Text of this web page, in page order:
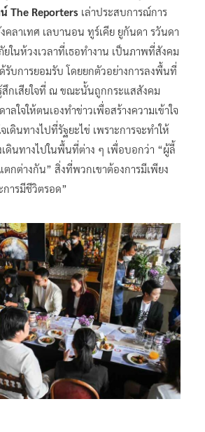
The Reporters เล่าประสบการณ์การ
ลาเทศ เลบานอน ทูร์เคีย ยูกันดา รวันดา
ในห้วงเวลาที่เธอทำงาน เป็นภาพที่สังคม
รับการยอมรับ โดยยกตัวอย่างการลงพื้นที่
สึกเสียใจที่ ณ ขณะนั้นถูกกระแสสังคม
ลใจให้ตนเองทำข่าวเพื่อสร้างความเข้าใจ
ดินทางไปที่รัฐยะไข่ เพราะการจะทำให้
ดินทางไปในพื้นที่ต่าง ๆ เพื่อบอกว่า “ผู้ลี้
ตกต่างกัน” สิ่งที่พวกเขาต้องการมีเพียง
ารมีชีวิตรอด”